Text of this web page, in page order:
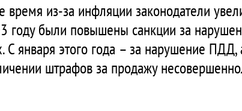
время из-за инфляции законодатели
году были повышены санкции за
С января этого года – за нарушение
штрафов за продажу